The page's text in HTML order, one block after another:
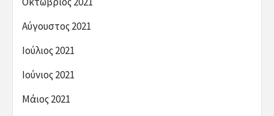
Αύγουστος 2021
Ιούλιος 2021
Ιούνιος 2021
Μάιος 2021